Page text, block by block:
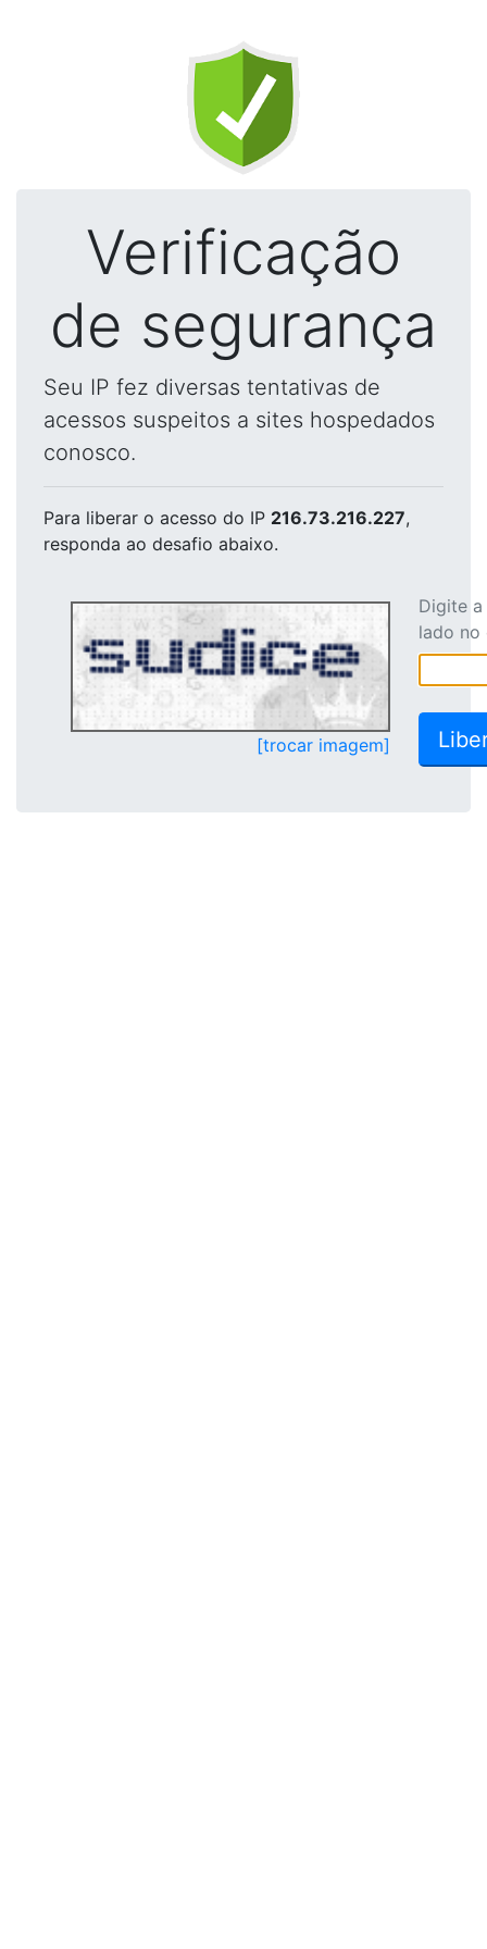
Verificação
de segurança
Seu IP fez diversas tentativas de
acessos suspeitos a sites hospedados
conosco.
Para liberar o acesso do IP 216.73.216.227,
responda ao desafio abaixo.
[trocar imagem]
Digite
lado no